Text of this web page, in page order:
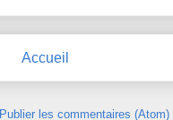
Accueil
Publier les commentaires (Atom)